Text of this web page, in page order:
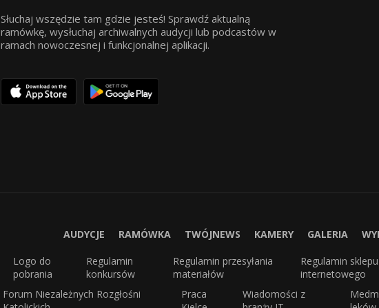
Słuchaj wszędzie tam gdzie jesteś! Sprawdź aktualną
ramówkę, wysłuchaj archiwalnych audycji lub podcastów w
ramach nowoczesnej i funkcjonalnej aplikacji.
AUDYCJE RAMÓWKA TWÓJNEWS KAMERY GALERIA
Logo do
pobrania
Regulamin
konkursów
Regulamin przesyłania
materiałów
Regulamin sklepu
internetowego
Forum Niezależnych Rozgłośni
Praca
Wiadomości z